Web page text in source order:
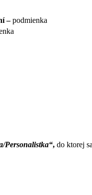
–podmienka
Personalistka“,do ktorej